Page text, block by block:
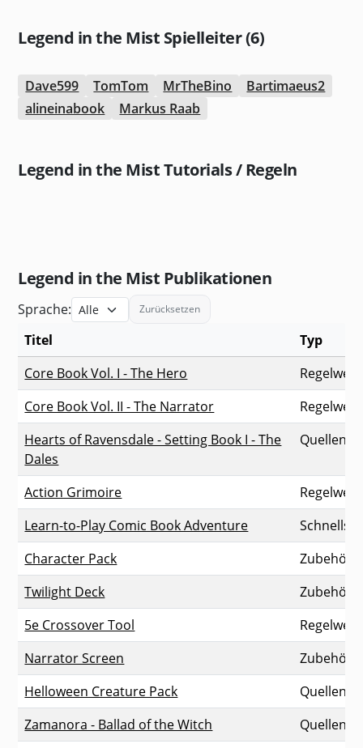
Legend in the Mist Spielleiter (6)
Dave599 TomTom MrTheBino
Bartimaeus2
alineinabook
Markus Raab
Legend in the Mist Tutorials / Regeln
Legend in the Mist Publikationen
Sprache: Zurücksetzen
Publikationen zu Legend in the Mist mit Typ, Seitenzahl,
Titel
Typ
Core Book Vol. I - The Hero
Regelwerk
Core Book Vol. II - The Narrator
Regelwerk
Hearts of Ravensdale - Setting Book I - The
Dales
Action Grimoire
Regelwerk
Learn-to-Play Comic Book Adventure
Character Pack
Zubehör
Twilight Deck
Zubehör
5e Crossover Tool
Regelwerk
Narrator Screen
Zubehör
Helloween Creature Pack
Zamanora - Ballad of the Witch